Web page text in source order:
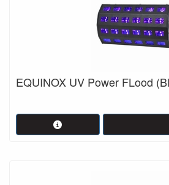
EQUINOX UV Power FLood